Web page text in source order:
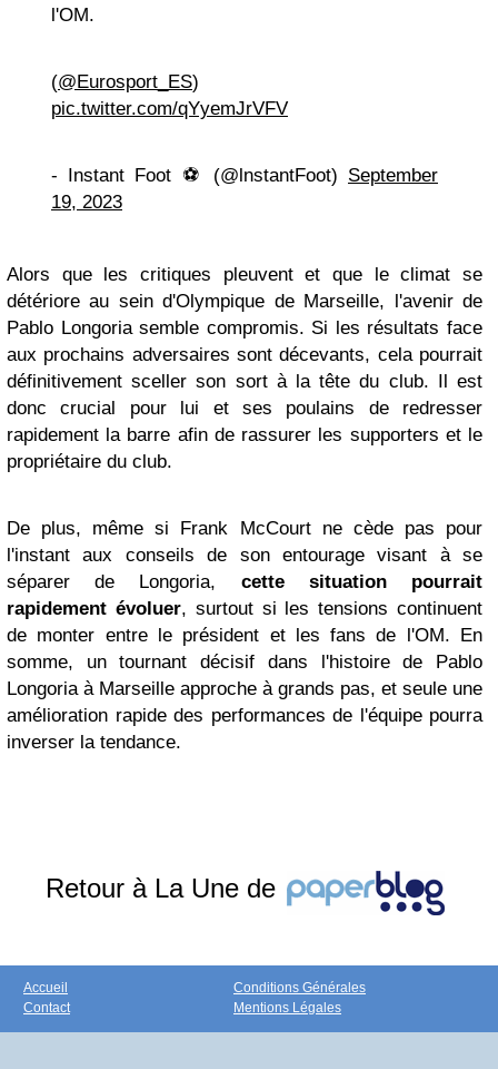
l'OM.
(@Eurosport_ES)
pic.twitter.com/qYyemJrVFV
- Instant Foot ⚽️ (@lnstantFoot) September
19, 2023
Alors que les critiques pleuvent et que le climat se
détériore au sein d'Olympique de Marseille, l'avenir de
Pablo Longoria semble compromis. Si les résultats face
aux prochains adversaires sont décevants, cela pourrait
définitivement sceller son sort à la tête du club. Il est
donc crucial pour lui et ses poulains de redresser
rapidement la barre afin de rassurer les supporters et le
propriétaire du club.
De plus, même si Frank McCourt ne cède pas pour
l'instant aux conseils de son entourage visant à se
séparer de Longoria, cette situation pourrait
rapidement évoluer, surtout si les tensions continuent
de monter entre le président et les fans de l'OM. En
somme, un tournant décisif dans l'histoire de Pablo
Longoria à Marseille approche à grands pas, et seule une
amélioration rapide des performances de l'équipe pourra
inverser la tendance.
Retour à La Une de
Accueil
Contact
Conditions Générales
Mentions Légales